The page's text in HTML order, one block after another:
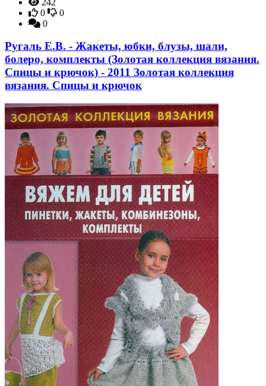
0
0
0
Ругаль Е.В. - Жакеты, юбки, блузы, шали,
болеро, комплекты (Золотая коллекция вязания.
Спицы и крючок) - 2011 Золотая коллекция
вязания. Спицы и крючок